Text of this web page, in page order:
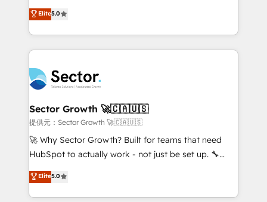
Oferecemos ainda agentes de IA especializados em
HubSpot que automatizam tarefas executam rotinas
empresas em 13 países utilizam a Nexforce. Somos
a maior parceira da HubSpot na América Latina e
líder no ranking global de sucesso do cliente da
HubSpot.
one of HubSpot's most experienced and technically
capable Agency Partners globally. We specialise in
complex CRM migrations, implementations,
integrations, custom CMS portal development,
businesses. Our teams are based in North America
and APAC. We are HubSpot's top-ranked Advanced
Implementation Certified Partner and we contribute
to their advisory council. We strive to do 'good work
with good people' and have worked with incredible
brands. You can see some of them on our website,
Elite5.0
Sector Growth 🚀🇨🇦🇺🇸
提供元：Sector Growth 🚀🇨🇦🇺🇸
🚀 Why Sector Growth? Built for teams that need
HubSpot to actually work - not just be set up. 🔧
HubSpot Experts: Onboarding, migrations,
automation, and training built for adoption. ⚡ Highly
Technical Execution: ERP, EMR and Custom
Elite5.0